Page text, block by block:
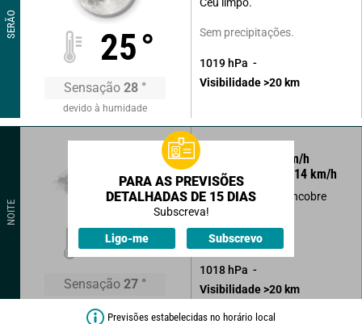
SERÃO
25°
Sensação 28 °
devido à humidade
Sem precipitações.
1019 hPa
Visibilidade >20 km
NOITE
25°
Sensação 27 °
km/h
Rajadas a
14 km/h
Céu limpo que se encobre
progressivamente.
Sem precipitações.
1018 hPa
Visibilidade >20 km
PARA AS PREVISÕES
DETALHADAS DE 15 DIAS
Subscreva!
Ligo-me Subscrevo
Previsões estabelecidas no horário local